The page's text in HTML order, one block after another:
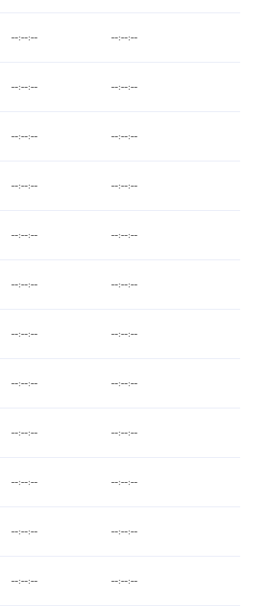
--:--:-- --:--:--
--:--:-- --:--:--
--:--:-- --:--:--
--:--:-- --:--:--
--:--:-- --:--:--
--:--:-- --:--:--
--:--:-- --:--:--
--:--:-- --:--:--
--:--:-- --:--:--
--:--:-- --:--:--
--:--:-- --:--:--
--:--:-- --:--:--